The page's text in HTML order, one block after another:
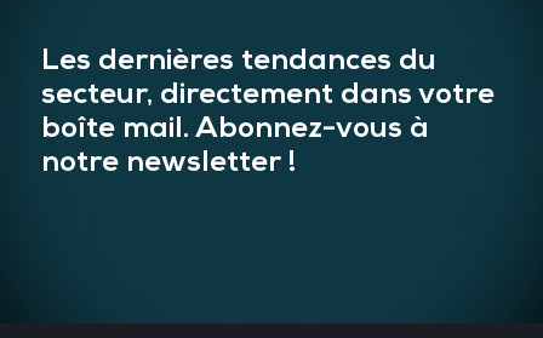
Les dernières tendances du
secteur, directement dans votre
boîte mail. Abonnez-vous à
notre newsletter !